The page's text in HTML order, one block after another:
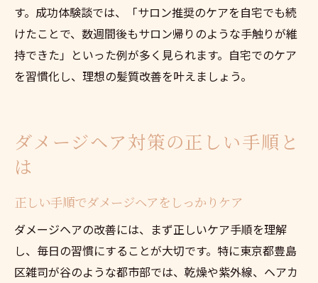
す。成功体験談では、「サロン推奨のケアを自宅でも続
けたことで、数週間後もサロン帰りのような手触りが維
持できた」といった例が多く見られます。自宅でのケア
を習慣化し、理想の髪質改善を叶えましょう。
ダメージヘア対策の正しい手順と
は
正しい手順でダメージヘアをしっかりケア
ダメージヘアの改善には、まず正しいケア手順を理解
し、毎日の習慣にすることが大切です。特に東京都豊島
区雑司が谷のような都市部では、乾燥や紫外線、ヘアカ